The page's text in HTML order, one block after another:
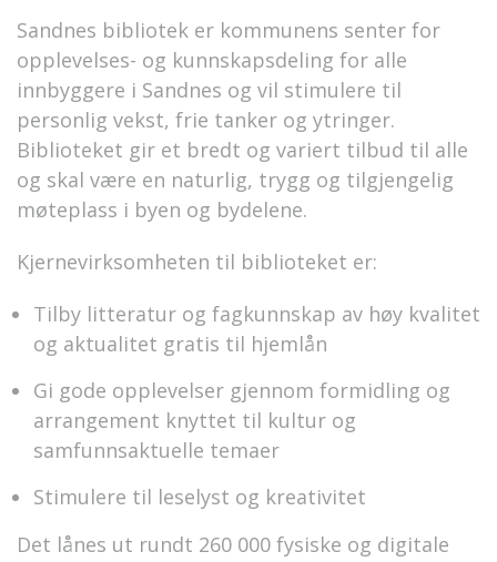
Sandnes bibliotek er kommunens senter for
opplevelses- og kunnskapsdeling for alle
innbyggere i Sandnes og vil stimulere til
personlig vekst, frie tanker og ytringer.
Biblioteket gir et bredt og variert tilbud til alle
og skal være en naturlig, trygg og tilgjengelig
møteplass i byen og bydelene.
Kjernevirksomheten til biblioteket er:
Tilby litteratur og fagkunnskap av høy kvalitet
og aktualitet gratis til hjemlån
Gi gode opplevelser gjennom formidling og
arrangement knyttet til kultur og
samfunnsaktuelle temaer
Stimulere til leselyst og kreativitet
Det lånes ut rundt 260 000 fysiske og digitale